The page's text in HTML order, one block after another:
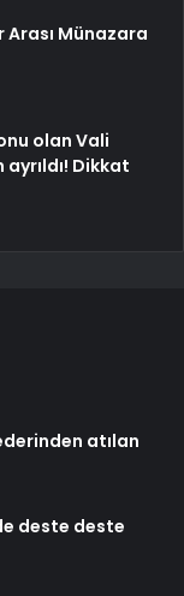
Arası Münazara
olan Vali
Dikkat
atılan
deste deste